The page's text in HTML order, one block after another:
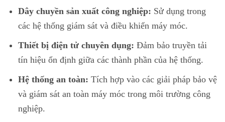
Dây chuyền sản xuất công nghiệp: Sử dụng trong
các hệ thống giám sát và điều khiển máy móc.
Thiết bị điện tử chuyên dụng: Đảm bảo truyền tải
tín hiệu ổn định giữa các thành phần của hệ thống.
Hệ thống an toàn: Tích hợp vào các giải pháp bảo vệ
và giám sát an toàn máy móc trong môi trường công
nghiệp.